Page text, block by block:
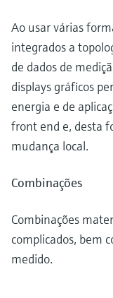
Ao usar várias
integrados a
de dados de
displays gráficos
energia e de
front end e, desta
mudança local.
Combinações
Combinações
complicados, bem
medido.